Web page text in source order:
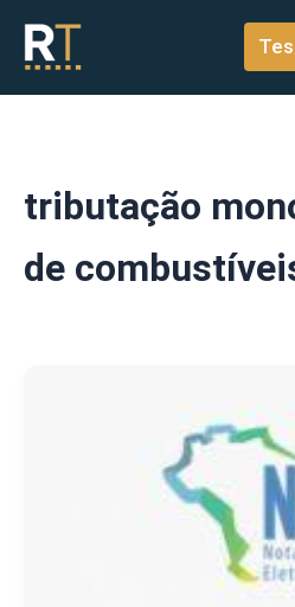
conteúdo
tributação
de